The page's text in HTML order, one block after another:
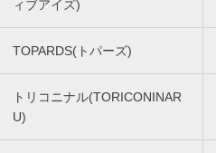
ィブアイズ)
TOPARDS(トパーズ)
トリコニナル(TORICONINAR
U)